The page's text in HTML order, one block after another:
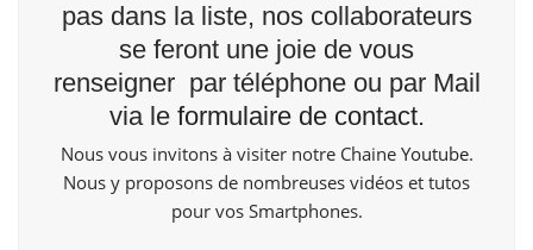
pas dans la liste, nos collaborateurs
se feront une joie de vous
renseigner par téléphone ou par Mail
via le formulaire de contact.
Nous vous invitons à visiter notre Chaine Youtube.
Nous y proposons de nombreuses vidéos et tutos
pour vos Smartphones.